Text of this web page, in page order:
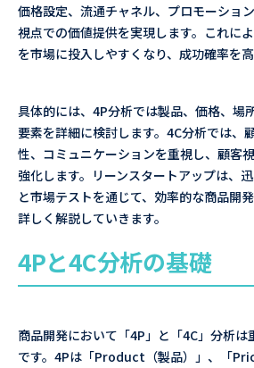
価格設定、流通チャネル、プロモーショ
視点での価値提供を実現します。これに
を市場に投入しやすくなり、成功確率を
具体的には、4P分析では製品、価格、場
要素を詳細に検討します。4C分析では、
性、コミュニケーションを重視し、顧客
強化します。リーンスタートアップは、
と市場テストを通じて、効率的な商品開
詳しく解説していきます。
4Pと4C分析の基礎
商品開発において「4P」と「4C」分析は
です。4Pは「Product（製品）」、「